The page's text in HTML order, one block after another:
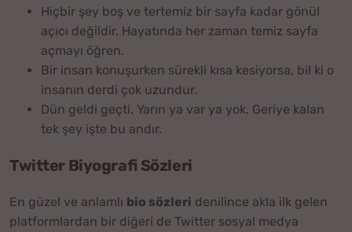
Hiçbir şey boş ve tertemiz bir sayfa kadar gönül
açıcı değildir. Hayatında her zaman temiz sayfa
açmayı öğren.
Bir insan konuşurken sürekli kısa kesiyorsa, bil ki o
insanın derdi çok uzundur.
Dün geldi geçti. Yarın ya var ya yok. Geriye kalan
tek şey işte bu andır.
Twitter Biyografi Sözleri
En güzel ve anlamlı bio sözleri denilince akla ilk gelen
platformlardan bir diğeri de Twitter sosyal medya